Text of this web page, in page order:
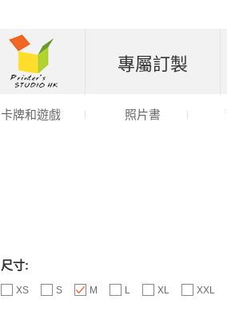
尺寸:
XS S M L XL XXL
專屬訂製
卡牌和遊戲 照片書